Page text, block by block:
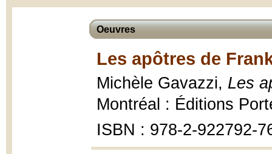
Oeuvres
Les apôtres de
Michèle Gavazzi, Les
Montréal : Éditions
ISBN : 978-2-922792-